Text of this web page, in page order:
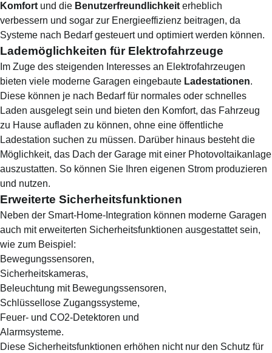
Komfort und die Benutzerfreundlichkeit erheblich
verbessern und sogar zur Energieeffizienz beitragen, da
Systeme nach Bedarf gesteuert und optimiert werden können.
Lademöglichkeiten für Elektrofahrzeuge
Im Zuge des steigenden Interesses an Elektrofahrzeugen
bieten viele moderne Garagen eingebaute Ladestationen.
Diese können je nach Bedarf für normales oder schnelles
Laden ausgelegt sein und bieten den Komfort, das Fahrzeug
zu Hause aufladen zu können, ohne eine öffentliche
Ladestation suchen zu müssen. Darüber hinaus besteht die
Möglichkeit, das Dach der Garage mit einer Photovoltaikanlage
auszustatten. So können Sie Ihren eigenen Strom produzieren
und nutzen.
Erweiterte Sicherheitsfunktionen
Neben der Smart-Home-Integration können moderne Garagen
auch mit erweiterten Sicherheitsfunktionen ausgestattet sein,
wie zum Beispiel:
Bewegungssensoren,
Sicherheitskameras,
Beleuchtung mit Bewegungssensoren,
Schlüssellose Zugangssysteme,
Feuer- und CO2-Detektoren und
Alarmsysteme.
Diese Sicherheitsfunktionen erhöhen nicht nur den Schutz für